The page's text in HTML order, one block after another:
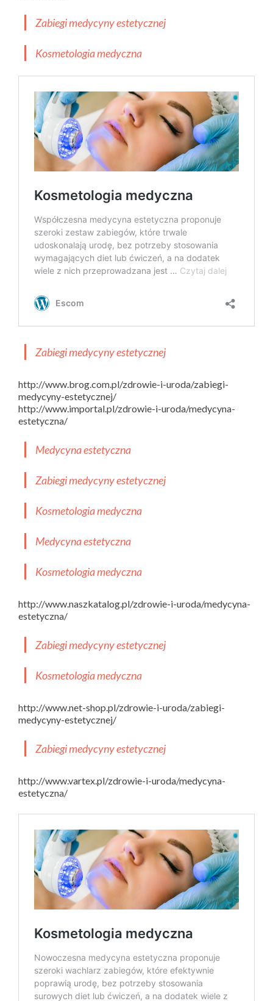
Zabiegi medycyny estetycznej
Kosmetologia medyczna
Zabiegi medycyny estetycznej
http://www.brog.com.pl/zdrowie-i-uroda/zabiegi-
medycyny-estetycznej/
http://www.importal.pl/zdrowie-i-uroda/medycyna-
estetyczna/
Medycyna estetyczna
Zabiegi medycyny estetycznej
Kosmetologia medyczna
Medycyna estetyczna
Kosmetologia medyczna
http://www.naszkatalog.pl/zdrowie-i-uroda/medycyna-
estetyczna/
Zabiegi medycyny estetycznej
Kosmetologia medyczna
http://www.net-shop.pl/zdrowie-i-uroda/zabiegi-
medycyny-estetycznej/
Zabiegi medycyny estetycznej
http://www.vartex.pl/zdrowie-i-uroda/medycyna-
estetyczna/